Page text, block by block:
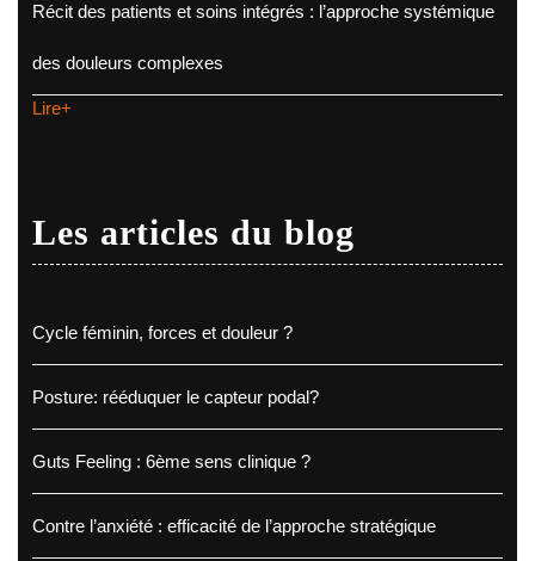
Récit des patients et soins intégrés : l’approche systémique
des douleurs complexes
Lire+
Les articles du blog
Cycle féminin, forces et douleur ?
Posture: rééduquer le capteur podal?
Guts Feeling : 6ème sens clinique ?
Contre l’anxiété : efficacité de l’approche stratégique